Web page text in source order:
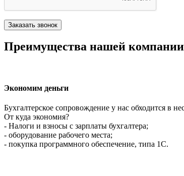
Преимущества нашей компании
Экономим деньги
Бухгалтерское сопровождение у нас обходится в
От куда экономия?
- Налоги и взносы с зарплаты бухгалтера;
- оборудование рабочего места;
- покупка программного обеспечение, типа 1С.